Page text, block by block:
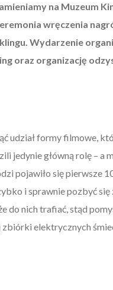
na Muzeum
wręczenia
Wydarzenie
oraz organizację
udział formy filmowe,
główną rolę – a
pojawiło się pierwsze
i sprawnie pozbyć
nich trafiać, stąd
elektrycznych